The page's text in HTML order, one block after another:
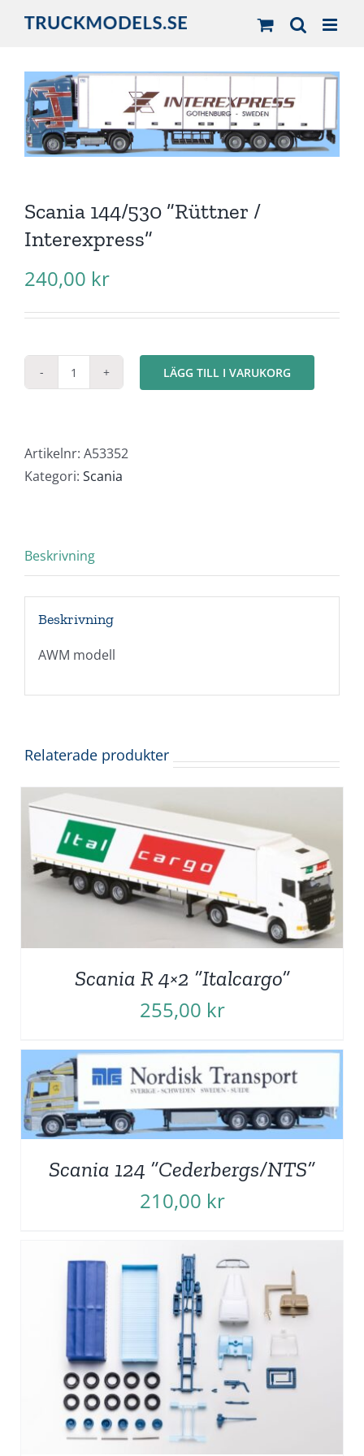
Scania 144/530 ”Rüttner /
Interexpress”
240,00 kr
Scania
/
Interexpress"
LÄGG TILL I VARUKORG
Artikelnr: A53352
Kategori: Scania
Beskrivning
Beskrivning
AWM modell
Relaterade produkter
Scania R 4×2 ”Italcargo”
255,00 kr
Scania 124 ”Cederbergs/NTS”
210,00 kr